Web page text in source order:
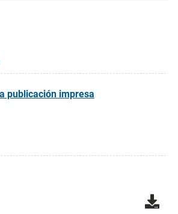
publicación impresa